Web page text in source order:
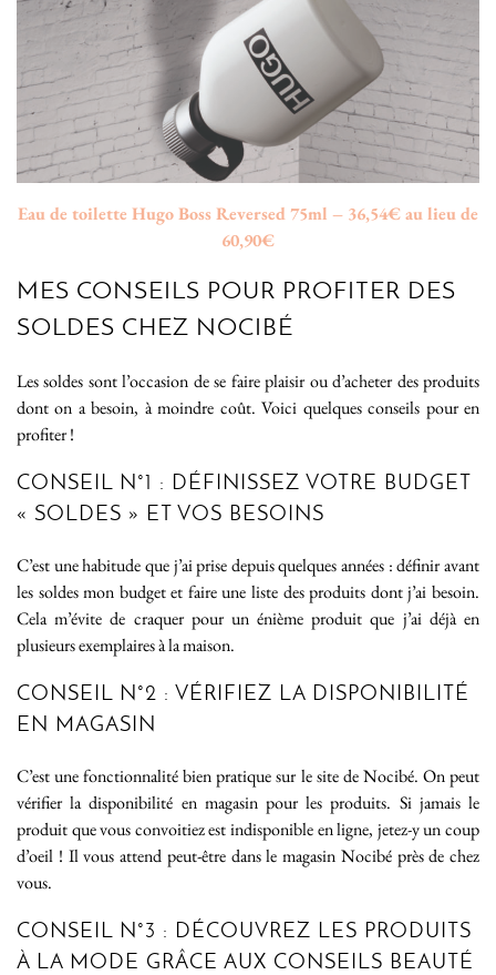
Eau de toilette Hugo Boss Reversed 75ml – 36,54€ au lieu de
60,90€
MES CONSEILS POUR PROFITER DES
SOLDES CHEZ NOCIBÉ
Les soldes sont l’occasion de se faire plaisir ou d’acheter des produits
dont on a besoin, à moindre coût. Voici quelques conseils pour en
profiter !
CONSEIL N°1 : DÉFINISSEZ VOTRE BUDGET
« SOLDES » ET VOS BESOINS
C’est une habitude que j’ai prise depuis quelques années : définir avant
les soldes mon budget et faire une liste des produits dont j’ai besoin.
Cela m’évite de craquer pour un énième produit que j’ai déjà en
plusieurs exemplaires à la maison.
CONSEIL N°2 : VÉRIFIEZ LA DISPONIBILITÉ
EN MAGASIN
C’est une fonctionnalité bien pratique sur le site de Nocibé. On peut
vérifier la disponibilité en magasin pour les produits. Si jamais le
produit que vous convoitiez est indisponible en ligne, jetez-y un coup
d’oeil ! Il vous attend peut-être dans le magasin Nocibé près de chez
vous.
CONSEIL N°3 : DÉCOUVREZ LES PRODUITS
À LA MODE GRÂCE AUX CONSEILS BEAUTÉ